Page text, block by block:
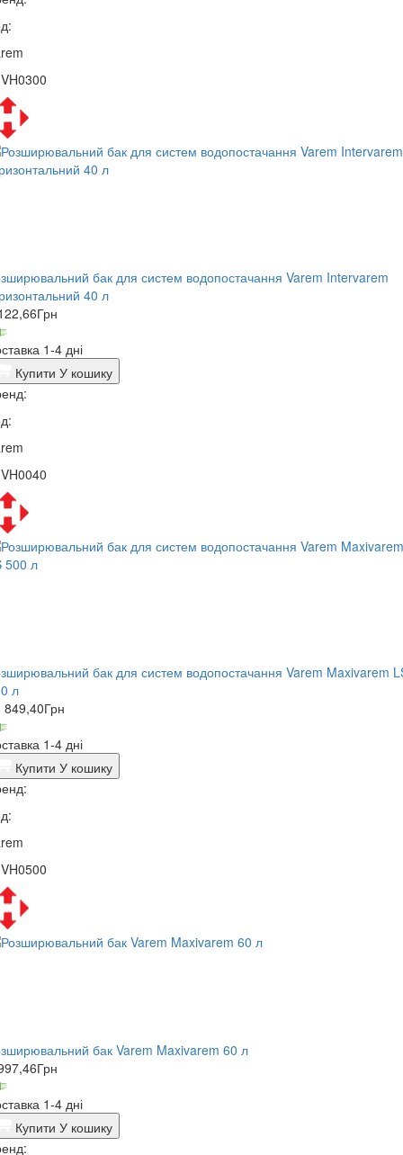
бак для систем водопостачання Varem Intervarem
40 л
Грн
1-4 дні
Купити У кошику
бак для систем водопостачання Varem Maxivarem
л
849,40Грн
1-4 дні
Купити У кошику
бак Varem Maxivarem 60 л
Грн
1-4 дні
Купити У кошику